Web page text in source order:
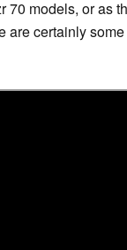
70 models, or as
are certainly